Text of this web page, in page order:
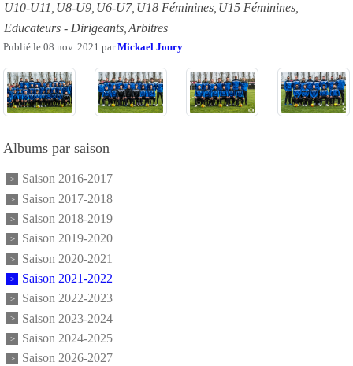
U10-U11 U8-U9 U6-U7 U18 Féminines U15 Féminines
Educateurs - Dirigeants Arbitres
Publié le 08 nov. 2021 parMickael Joury
Albums par saison
Saison 2016-2017
Saison 2017-2018
Saison 2018-2019
Saison 2019-2020
Saison 2020-2021
Saison 2021-2022
Saison 2022-2023
Saison 2023-2024
Saison 2024-2025
Saison 2026-2027